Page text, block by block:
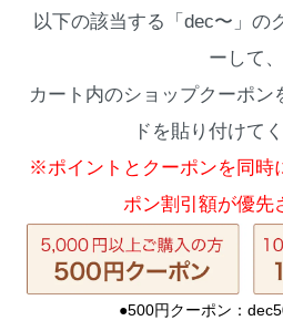
以下の該当する「dec〜」の
ーして、
カート内のショップクーポン
ドを貼り付けて
※ポイントとクーポンを同時
ポン割引額が優先
●500円クーポン：